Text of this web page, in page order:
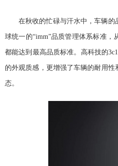
在秋收的忙碌与汗水中，车辆的
球统一的“imm”品质管理体系标准
都能达到最高品质标准。高科技的
的外观质感，更增强了车辆的耐用性
态。